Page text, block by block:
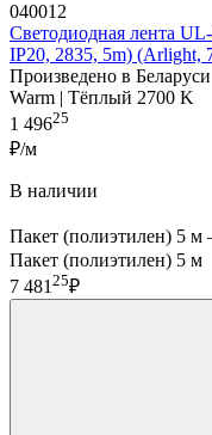
040012
Светодиодная лента
IP20, 2835, 5m) (Arlight,
Произведено в Беларуси
Warm | Тёплый 2700 K
1 49625
₽/м
В наличии
Пакет (полиэтилен) 5
Пакет (полиэтилен) 5 м
7 481 25₽